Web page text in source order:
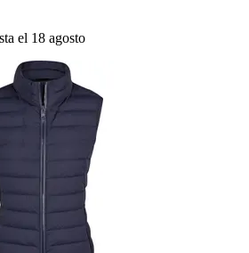
el 18 agosto